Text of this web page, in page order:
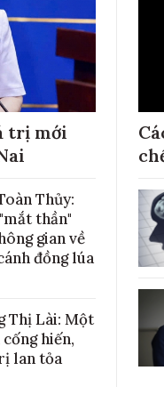
trị mới
Thủy:
thần"
gian về
đồng lúa
Thị Lài: Một
hiến,
lan tỏa